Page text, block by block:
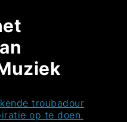
troubadour
op te doen.